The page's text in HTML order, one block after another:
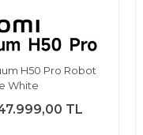
H50 Pro Robot
White
TL